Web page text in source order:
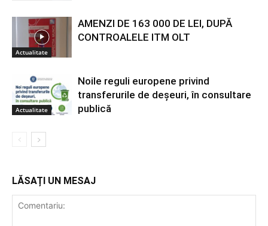
Actualitate
AMENZI DE 163 000 DE LEI, DUPĂ
CONTROALELE ITM OLT
Actualitate
Noile reguli europene privind
transferurile de deșeuri, în consultare
publică
LĂSAȚI UN MESAJ